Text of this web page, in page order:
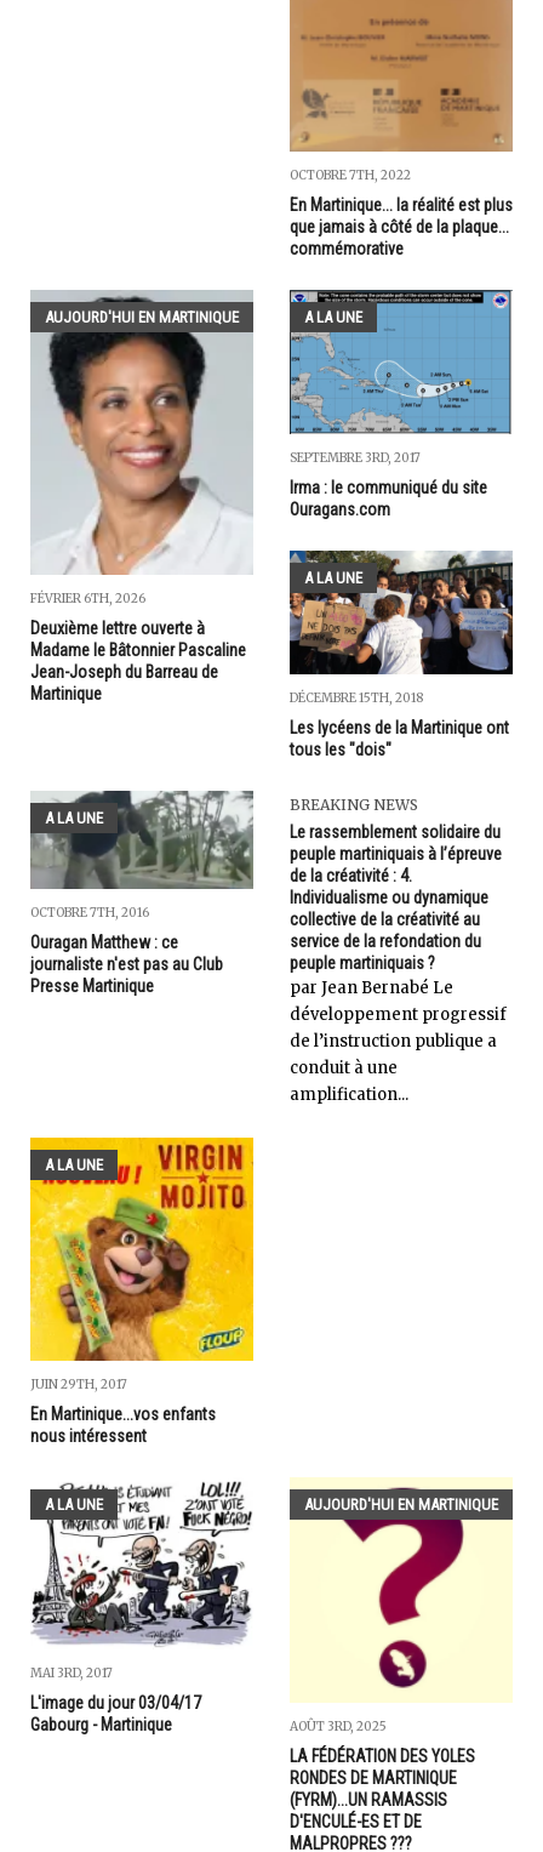
OCTOBRE 7TH, 2022
En Martinique... la réalité est plus
que jamais à côté de la plaque...
commémorative
AUJOURD'HUI EN MARTINIQUE
FÉVRIER 6TH, 2026
Deuxième lettre ouverte à
Madame le Bâtonnier Pascaline
Jean-Joseph du Barreau de
Martinique
A LA UNE
SEPTEMBRE 3RD, 2017
Irma : le communiqué du site
Ouragans.com
A LA UNE
DÉCEMBRE 15TH, 2018
Les lycéens de la Martinique ont
tous les "dois"
A LA UNE
OCTOBRE 7TH, 2016
Ouragan Matthew : ce
journaliste n'est pas au Club
Presse Martinique
BREAKING NEWS
Le rassemblement solidaire du
peuple martiniquais à l’épreuve
de la créativité : 4.
Individualisme ou dynamique
collective de la créativité au
service de la refondation du
peuple martiniquais ?
par Jean Bernabé Le
développement progressif
de l’instruction publique a
conduit à une
amplification...
A LA UNE
JUIN 29TH, 2017
En Martinique...vos enfants
nous intéressent
A LA UNE
MAI 3RD, 2017
L'image du jour 03/04/17
Gabourg - Martinique
AUJOURD'HUI EN MARTINIQUE
AOÛT 3RD, 2025
LA FÉDÉRATION DES YOLES
RONDES DE MARTINIQUE
(FYRM)...UN RAMASSIS
D'ENCULÉ-ES ET DE
MALPROPRES ???